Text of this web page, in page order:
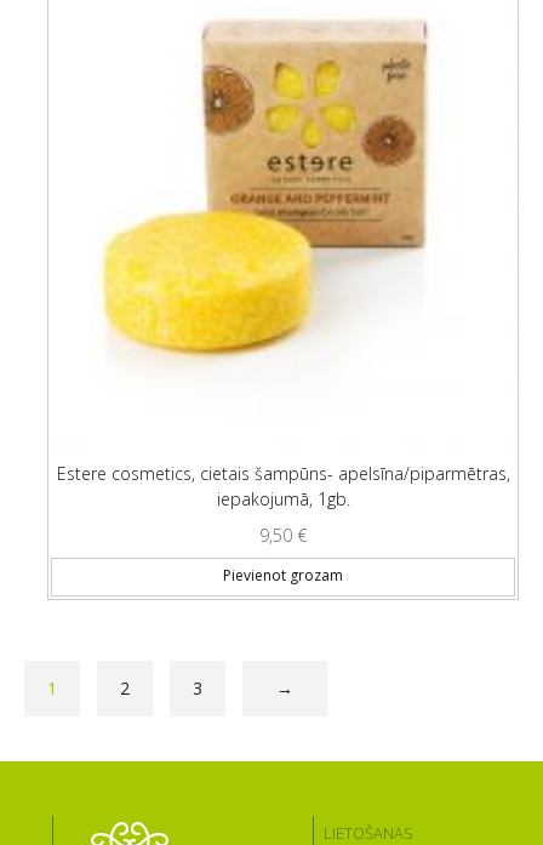
Estere cosmetics, cietais šampūns- apelsīna/piparmētras,
iepakojumā, 1gb.
9,50 €
Pievienot grozam
1 2 3 →
LIETOŠANAS